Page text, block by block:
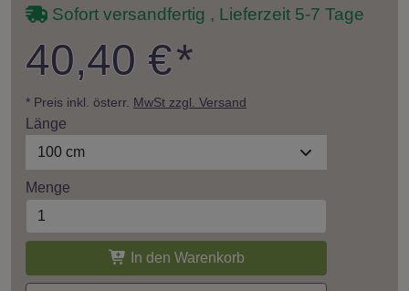
Sofort versandfertig , Lieferzeit 5-7 Tage
40,40 €*
* Preis inkl. österr. MwSt zzgl. Versand
Länge
100 cm
Menge
In den Warenkorb